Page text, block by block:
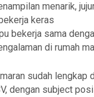
menarik,
keras
bekerja sama
di rumah
sudah lengkap
dengan subject